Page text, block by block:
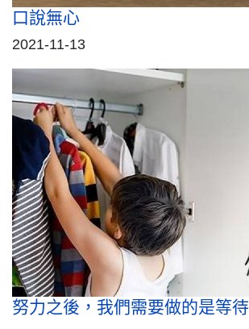
口說無心
2021-11-13
努力之後，我們需要做的是等待